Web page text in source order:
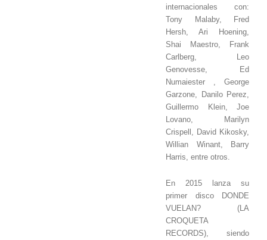
internacionales con:
Tony Malaby, Fred
Hersh, Ari Hoening,
Shai Maestro, Frank
Carlberg, Leo
Genovesse, Ed
Numaiester , George
Garzone, Danilo Perez,
Guillermo Klein, Joe
Lovano, Marilyn
Crispell, David Kikosky,
Willian Winant, Barry
Harris, entre otros.
En 2015 lanza su
primer disco DONDE
VUELAN? (LA
CROQUETA
RECORDS), siendo